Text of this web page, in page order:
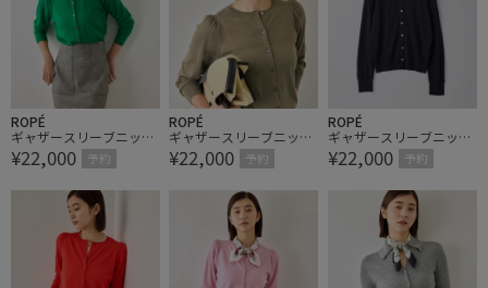
ROPÉ
ギャザースリーブニット
カーディガン/イージー
ケア【一部J'aDoRe限定
カラー/サイス・一部店
舗限定サイズ】
¥22,000 予約
ROPÉ
ギャザースリーブニット
カーディガン/イージー
ケア【一部J'aDoRe限定
カラー/サイス・一部店
舗限定サイズ】
¥22,000 予約
ROPÉ
ギャザースリーブニット
カーディガン/イージー
ケア【一部J'aDoRe限定
カラー/サイス・一部店
舗限定サイズ】
¥22,000 予約